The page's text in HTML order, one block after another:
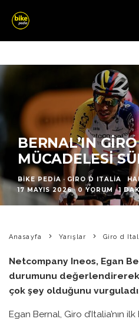
BERNAL’IN
MÜCADELESI
BIKE PEDIA · GIRO D ITALIA
17 MAYIS 2026 · 0 YORUM · 1
Anasayfa Yarışlar Giro d
Netcompany Ineos, Egan
durumunu
çok şey olduğunu
Egan Bernal, Giro d’Italia’nın